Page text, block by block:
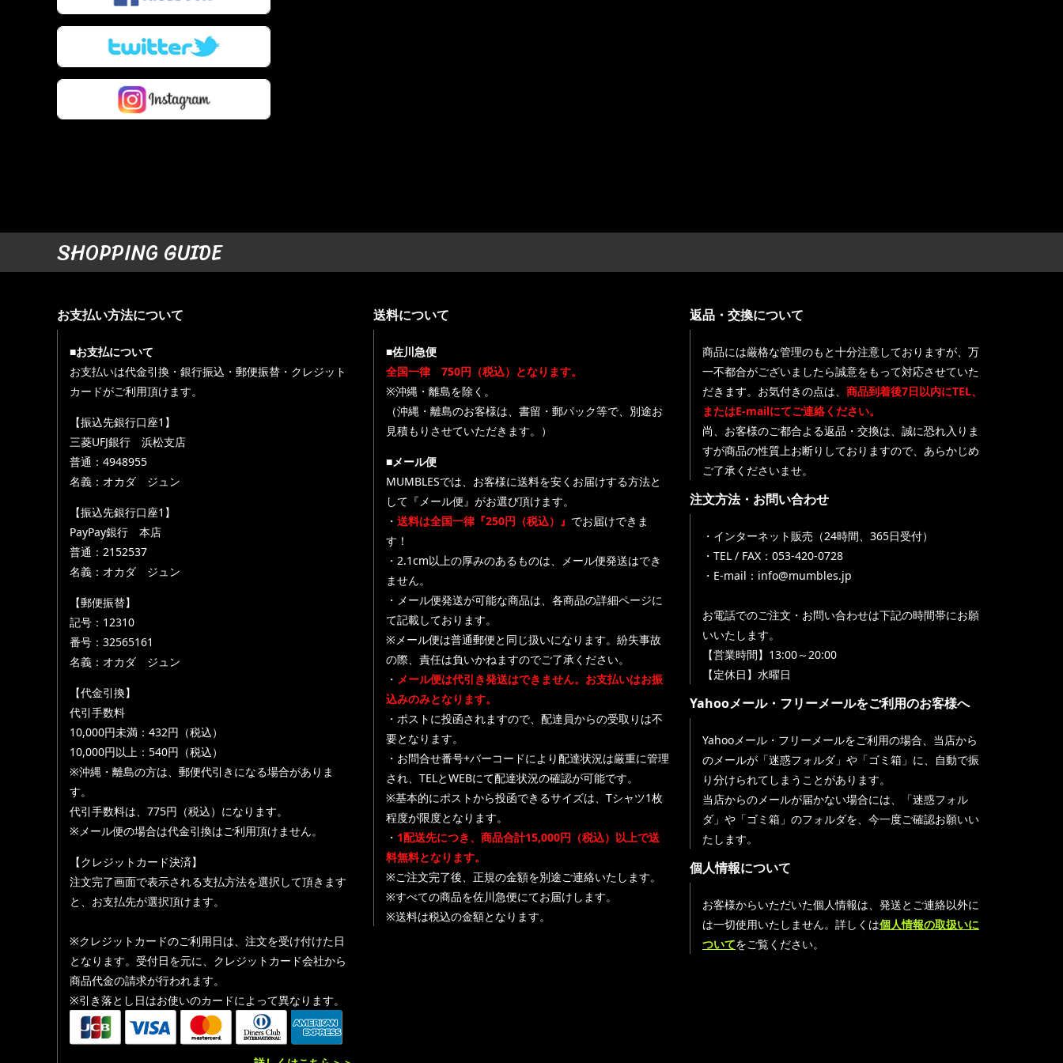
SHOPPING GUIDE
お支払い方法について
■お支払について
お支払いは代金引換・銀行振込・郵便振替・クレジット
カードがご利用頂けます。
【振込先銀行口座1】
三菱UFJ銀行 浜松支店
普通：4948955
名義：オカダ ジュン
【振込先銀行口座1】
PayPay銀行 本店
普通：2152537
名義：オカダ ジュン
【郵便振替】
記号：12310
番号：32565161
名義：オカダ ジュン
【代金引換】
代引手数料
10,000円未満：432円（税込）
10,000円以上：540円（税込）
※沖縄・離島の方は、郵便代引きになる場合がありま
す。
代引手数料は、775円（税込）になります。
※メール便の場合は代金引換はご利用頂けません。
【クレジットカード決済】
注文完了画面で表示される支払方法を選択して頂きます
と、お支払先が選択頂けます。
※クレジットカードのご利用日は、注文を受け付けた日
となります。受付日を元に、クレジットカード会社から
商品代金の請求が行われます。
※引き落とし日はお使いのカードによって異なります。
送料について
■佐川急便
全国一律 750円（税込）となります。
※沖縄・離島を除く。
（沖縄・離島のお客様は、書留・郵パック等で、別途お
見積もりさせていただきます。）
■メール便
MUMBLESでは、お客様に送料を安くお届けする方法と
して『メール便』がお選び頂けます。
・ 送料は全国一律『250円（税込）』 でお届けできま
す！
・2.1cm以上の厚みのあるものは、メール便発送はでき
ません。
・メール便発送が可能な商品は、各商品の詳細ページに
て記載しております。
※メール便は普通郵便と同じ扱いになります。紛失事故
の際、責任は負いかねますのでご了承ください。
・ メール便は代引き発送はできません。お支払いはお振
込みのみとなります。
・ポストに投函されますので、配達員からの受取りは不
要となります。
・お問合せ番号+バーコードにより配達状況は厳重に管理
され、TELとWEBにて配達状況の確認が可能です。
※基本的にポストから投函できるサイズは、Tシャツ1枚
程度が限度となります。
・ 1配送先につき、商品合計15,000円（税込）以上で送
料無料となります。
※ご注文完了後、正規の金額を別途ご連絡いたします。
※すべての商品を佐川急便にてお届けします。
※送料は税込の金額となります。
返品・交換について
商品には厳格な管理のもと十分注意しておりますが、万
一不都合がございましたら誠意をもって対応させていた
だきます。お気付きの点は、 商品到着後7日以内にTEL、
またはE-mailにてご連絡ください。
尚、お客様のご都合よる返品・交換は、誠に恐れ入りま
すが商品の性質上お断りしておりますので、あらかじめ
ご了承くださいませ。
注文方法・お問い合わせ
・インターネット販売（24時間、365日受付）
・TEL / FAX：053-420-0728
・E-mail：info@mumbles.jp
お電話でのご注文・お問い合わせは下記の時間帯にお願
いいたします。
【営業時間】13:00～20:00
【定休日】水曜日
Yahooメール・フリーメールをご利用のお客様へ
Yahooメール・フリーメールをご利用の場合、当店から
のメールが「迷惑フォルダ」や「ゴミ箱」に、自動で振
り分けられてしまうことがあります。
当店からのメールが届かない場合には、「迷惑フォル
ダ」や「ゴミ箱」のフォルダを、今一度ご確認お願いい
たします。
個人情報について
お客様からいただいた個人情報は、発送とご連絡以外に
は一切使用いたしません。詳しくは個人情報の取扱いに
ついてをご覧ください。